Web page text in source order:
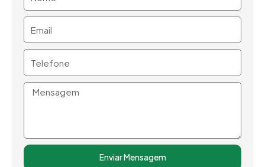
Mensagem
Enviar Mensagem